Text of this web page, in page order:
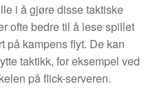
i å gjøre disse taktiske
ofte bedre til å lese spillet
på kampens flyt. De kan
taktikk, for eksempel ved
på flick-serveren.